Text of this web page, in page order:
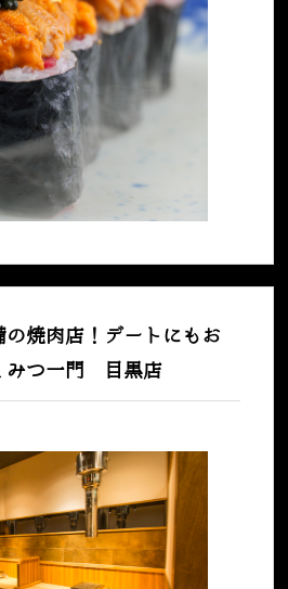
焼肉店！デートにもお
みつ一門 目黒店